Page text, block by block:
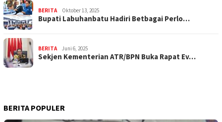
BERITA Oktober 13, 2025
Bupati Labuhanbatu Hadiri Betbagai Perlo…
BERITA Juni 6, 2025
Sekjen Kementerian ATR/BPN Buka Rapat Ev…
BERITA POPULER